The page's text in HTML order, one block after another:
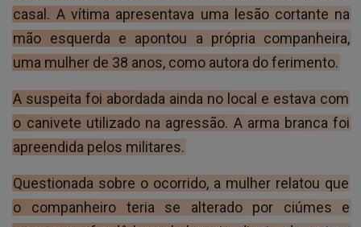
casal. A vítima apresentava uma lesão cortante na
mão esquerda e apontou a própria companheira,
uma mulher de 38 anos, como autora do ferimento.
A suspeita foi abordada ainda no local e estava com
o canivete utilizado na agressão. A arma branca foi
apreendida pelos militares.
Questionada sobre o ocorrido, a mulher relatou que
o companheiro teria se alterado por ciúmes e